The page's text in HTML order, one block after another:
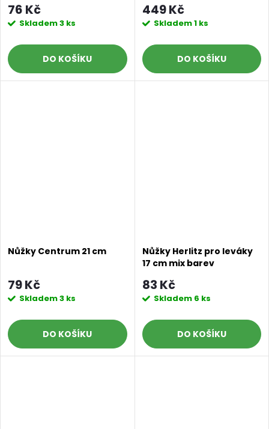
76 Kč
Skladem3 ks
DO KOŠÍKU
449 Kč
Skladem1 ks
DO KOŠÍKU
Nůžky Centrum 21 cm
79 Kč
Skladem3 ks
DO KOŠÍKU
Nůžky Herlitz pro leváky
17 cm mix barev
83 Kč
Skladem 6 ks
DO KOŠÍKU